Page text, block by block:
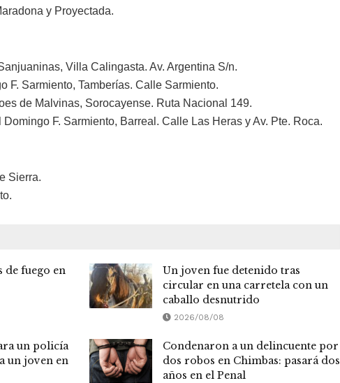
y Proyectada.
Villa Calingasta. Av. Argentina S/n.
F. Sarmiento, Tamberías. Calle Sarmiento.
de Malvinas, Sorocayense. Ruta Nacional 149.
F. Sarmiento, Barreal. Calle Las Heras y Av. Pte. Roca.
Sierra.
de fuego en
Un joven fue detenido tras
circular en una carretela con un
caballo desnutrido
2026/08/08
un policía
un joven en
Condenaron a un delincuente por
dos robos en Chimbas: pasará dos
años en el Penal